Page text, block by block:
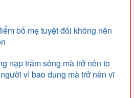
bố mẹ tuyệt đối không nên
nạp trăm sông mà trở nên to
vì bao dung mà trở nên vĩ